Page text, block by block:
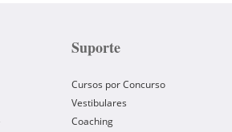
Suporte
Cursos por Concurso
Vestibulares
Coaching